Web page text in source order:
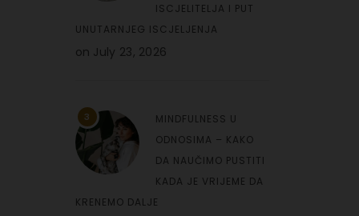
ISCJELITELJA I PUT
UNUTARNJEG ISCJELJENJA
on July 23, 2026
3
MINDFULNESS U
ODNOSIMA – KAKO
DA NAUČIMO PUSTITI
KADA JE VRIJEME DA
KRENEMO DALJE